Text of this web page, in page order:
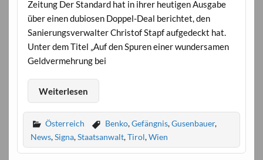
Zeitung Der Standard hat in ihrer heutigen Ausgabe
über einen dubiosen Doppel-Deal berichtet, den
Sanierungsverwalter Christof Stapf aufgedeckt hat.
Unter dem Titel „Auf den Spuren einer wundersamen
Geldvermehrung bei
Weiterlesen
Österreich Benko,Gefängnis,Gusenbauer,
News,Signa,Staatsanwalt,Tirol,Wien